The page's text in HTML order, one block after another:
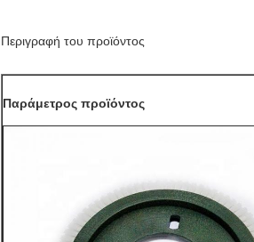
Περιγραφή του προϊόντος
Παράμετρος προϊόντος